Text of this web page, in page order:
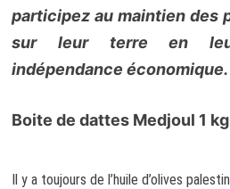
participez au maintien des
sur leur terre en
indépendance économique.
Boite de dattes Medjoul 1
Il y a toujours de l’huile d’olives